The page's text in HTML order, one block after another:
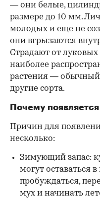
— они белые,
размере до 10 мм.
молодых и еще не
они вгрызаются
Страдают от луковых
наиболее
растения — обычный
другие сорта.
Почему
Причин для
несколько:
Зимующий запас:
могут оставаться
пробуждаться,
мух и начинать